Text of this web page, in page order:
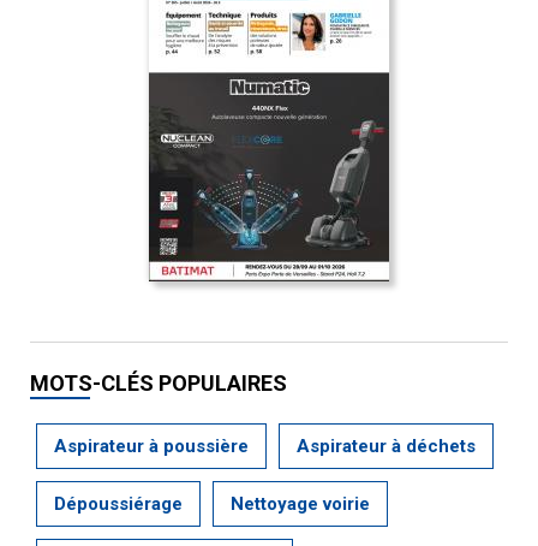
MOTS-CLÉS POPULAIRES
Aspirateur à poussière Aspirateur à déchets
Dépoussiérage Nettoyage voirie